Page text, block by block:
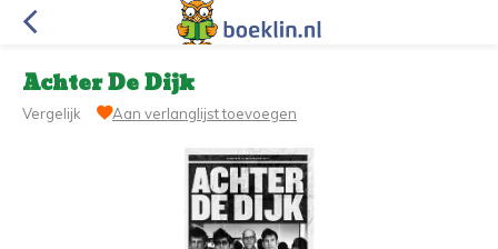
Achter De Dijk
Vergelijk Aan verlanglijst toevoegen